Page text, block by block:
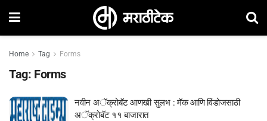
Home Tag Forms
Tag: Forms
नवीन अॅक्रोबॅट आणखी सुलभ : मॅक आणि विंडोजसाठी
अॅक्रोबॅट ११ बाजारात